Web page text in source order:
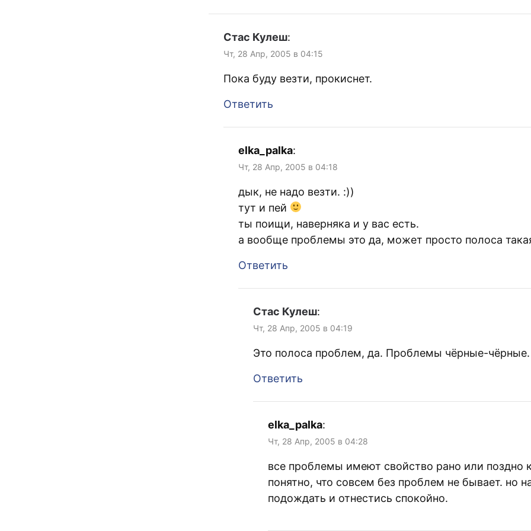
Стас Кулеш:
Чт, 28 Апр, 2005 в 04:15
Пока буду везти, прокиснет.
Ответить
elka_palka:
Чт, 28 Апр, 2005 в 04:18
дык, не надо везти. :))
тут и пей
ты поищи, наверняка и у вас есть.
а вообще проблемы это да, может просто полоса
Ответить
Стас Кулеш:
Чт, 28 Апр, 2005 в 04:19
Это полоса проблем, да. Проблемы чёрные-чёрные.
Ответить
elka_palka:
Чт, 28 Апр, 2005 в 04:28
все проблемы имеют свойство рано или поздно
понятно, что совсем без проблем не бывает. но
подождать и отнестись спокойно.